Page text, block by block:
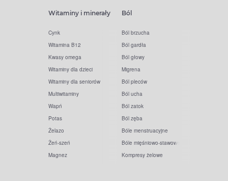
Witaminy i minerały
Cynk
Witamina B12
Kwasy omega
Witaminy dla dzieci
Witaminy dla seniorów
Multiwitaminy
Wapń
Potas
Żelazo
Żeń-szeń
Magnez
Ból
Ból brzucha
Ból gardła
Ból głowy
Migrena
Ból pleców
Ból ucha
Ból zatok
Ból zęba
Bóle menstruacyjne
Bóle mięśniowo-stawowe
Kompresy żelowe